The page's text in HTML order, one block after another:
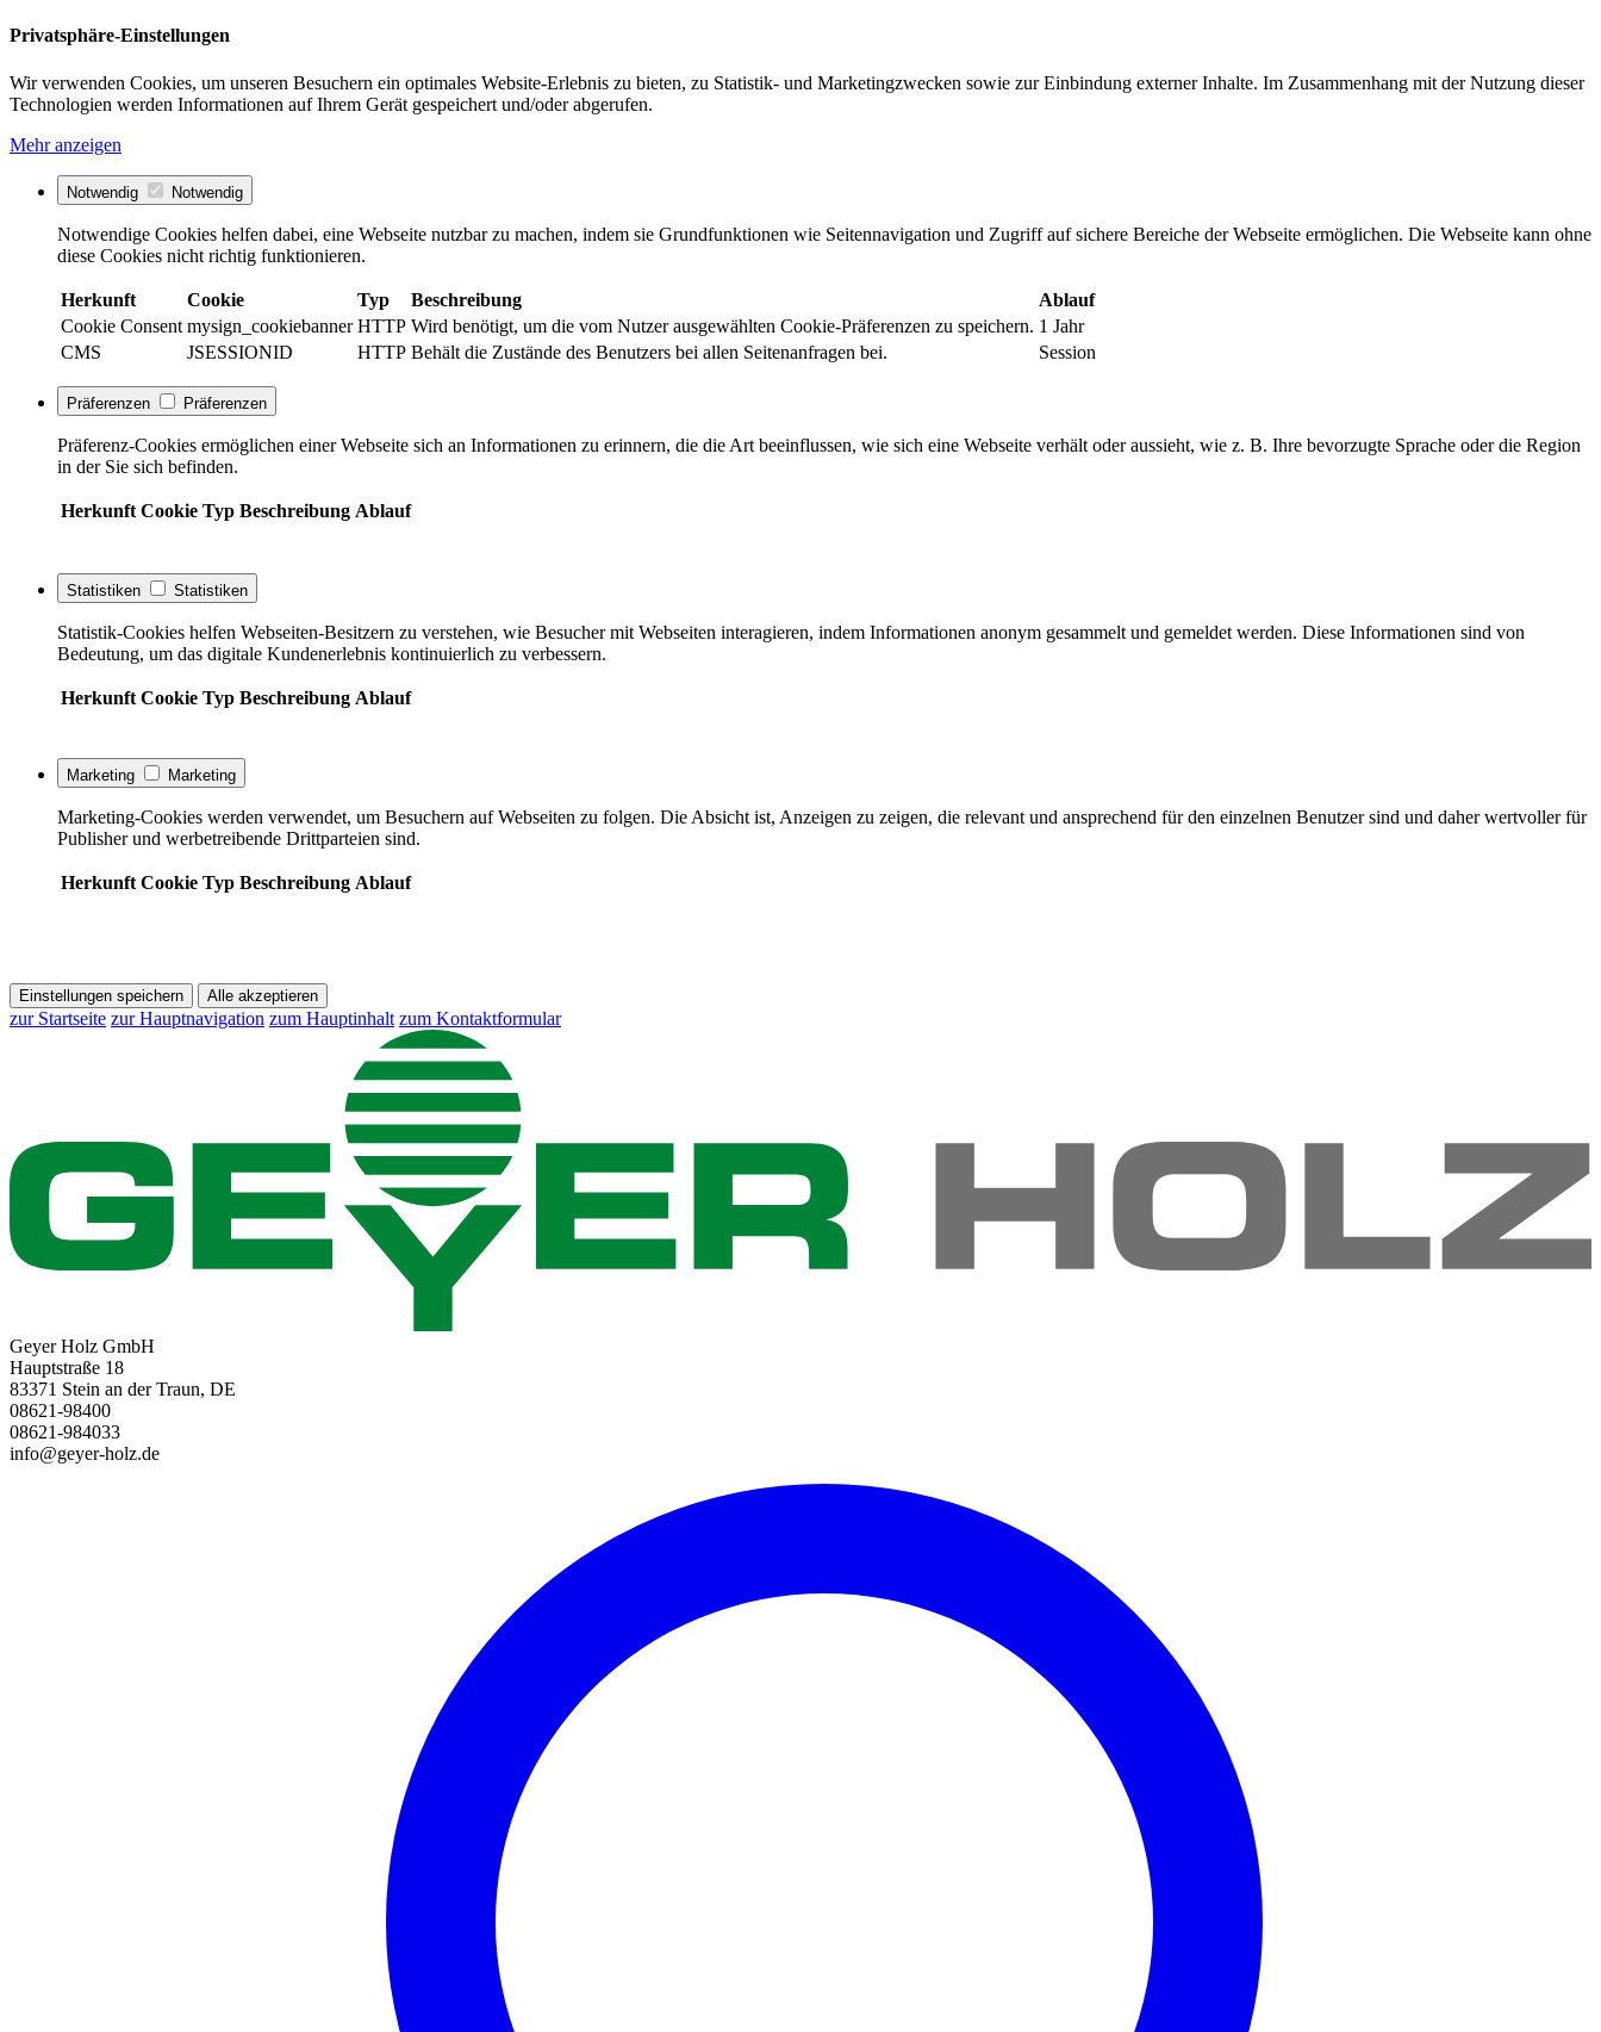
Privatsphäre-Einstellungen
Wir verwenden Cookies, um unseren Besuchern ein optimales Website-Erlebnis zu bieten, zu Statistik- und Marketingzwecken sowie zur Einbindung externer Inhalte. Im Zusammenhang mit der Nutzung dieser
Technologien werden Informationen auf Ihrem Gerät gespeichert und/oder abgerufen.
Mehr anzeigen
Notwendig Notwendig
Notwendige Cookies helfen dabei, eine Webseite nutzbar zu machen, indem sie Grundfunktionen wie Seitennavigation und Zugriff auf sichere Bereiche der Webseite ermöglichen. Die Webseite kann ohne
diese Cookies nicht richtig funktionieren.
Herkunft Cookie Typ Beschreibung
Ablauf
Cookie Consent mysign_cookiebanner HTTP Wird benötigt, um die vom Nutzer ausgewählten Cookie-Präferenzen zu speichern. 1 Jahr
CMS
JSESSIONID HTTP Behält die Zustände des Benutzers bei allen Seitenanfragen bei. Session
Präferenzen Präferenzen
Präferenz-Cookies ermöglichen einer Webseite sich an Informationen zu erinnern, die die Art beeinflussen, wie sich eine Webseite verhält oder aussieht, wie z. B. Ihre bevorzugte Sprache oder die Region
in der Sie sich befinden.
Herkunft Cookie Typ Beschreibung Ablauf
Statistiken Statistiken
Statistik-Cookies helfen Webseiten-Besitzern zu verstehen, wie Besucher mit Webseiten interagieren, indem Informationen anonym gesammelt und gemeldet werden. Diese Informationen sind von
Bedeutung, um das digitale Kundenerlebnis kontinuierlich zu verbessern.
Herkunft Cookie Typ Beschreibung Ablauf
Marketing Marketing
Marketing-Cookies werden verwendet, um Besuchern auf Webseiten zu folgen. Die Absicht ist, Anzeigen zu zeigen, die relevant und ansprechend für den einzelnen Benutzer sind und daher wertvoller für
Publisher und werbetreibende Drittparteien sind.
Herkunft Cookie Typ Beschreibung Ablauf
Einstellungen speichern Alle akzeptieren
zur Startseite zur Hauptnavigation zum Hauptinhalt zum Kontaktformular
Geyer Holz GmbH
Hauptstraße 18
83371 Stein an der Traun, DE
08621-98400
08621-984033
info@geyer-holz.de